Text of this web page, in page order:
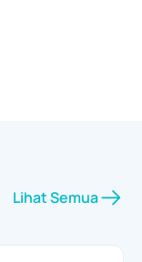
Lihat Semua